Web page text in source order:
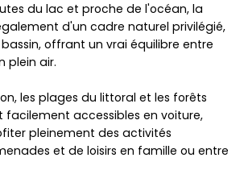
du lac et proche de l'océan, la
d'un cadre naturel privilégié,
offrant un vrai équilibre entre
plein air.
les plages du littoral et les forêts
facilement accessibles en voiture,
pleinement des activités
et de loisirs en famille ou entre